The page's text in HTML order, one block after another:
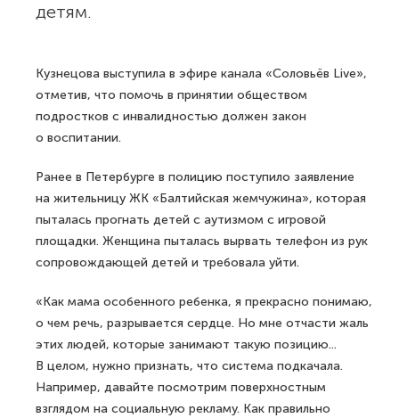
детям.
Кузнецова выступила в эфире канала «Соловьёв Live»,
отметив, что помочь в принятии обществом
подростков с инвалидностью должен закон
о воспитании.
Ранее в Петербурге в полицию поступило заявление
на жительницу ЖК «Балтийская жемчужина», которая
пыталась прогнать детей с аутизмом с игровой
площадки. Женщина пыталась вырвать телефон из рук
сопровождающей детей и требовала уйти.
«Как мама особенного ребенка, я прекрасно понимаю,
о чем речь, разрывается сердце. Но мне отчасти жаль
этих людей, которые занимают такую позицию...
В целом, нужно признать, что система подкачала.
Например, давайте посмотрим поверхностным
взглядом на социальную рекламу. Как правильно